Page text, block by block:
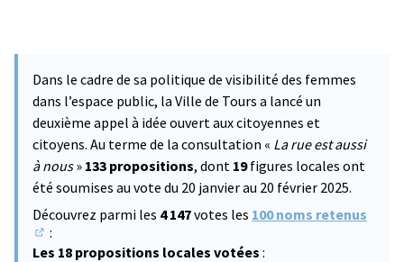
Dans le cadre de sa politique de visibilité des femmes
dans l’espace public, la Ville de Tours a lancé un
deuxième appel à idée ouvert aux citoyennes et
citoyens. Au terme de la consultation « La rue est aussi
à nous» 133 propositions, dont 19figures locales ont
été soumises au vote du 20 janvier au 20 février 2025.
Découvrez parmi les 4 147votes les 100 noms retenus
(S'ouvre dans un nouvel onglet)
:
Les 18 propositions locales votées :